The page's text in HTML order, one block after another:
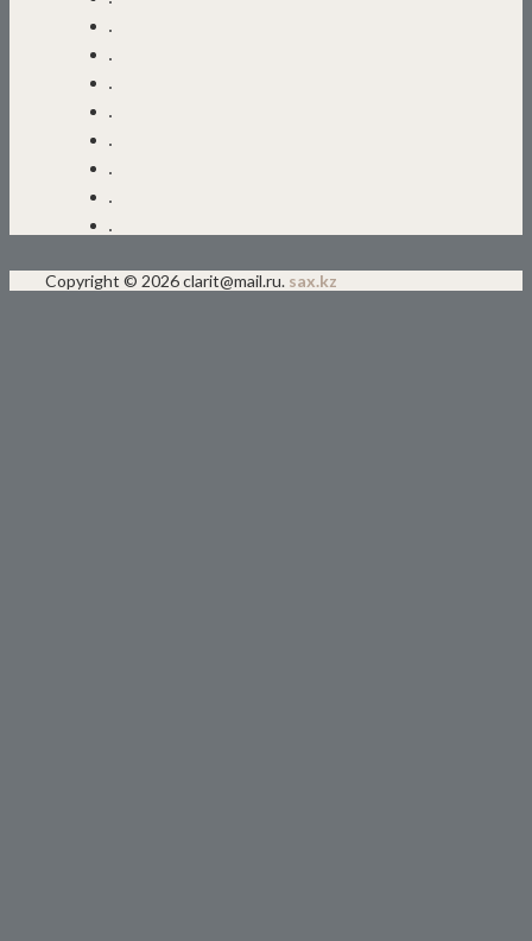
Copyright © 2026 clarit@mail.ru. sax.kz